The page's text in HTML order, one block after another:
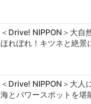
＜Drive! NIPPON＞大自
ほれぼれ！キツネと絶景
＜Drive! NIPPON＞大人
海とパワースポットを